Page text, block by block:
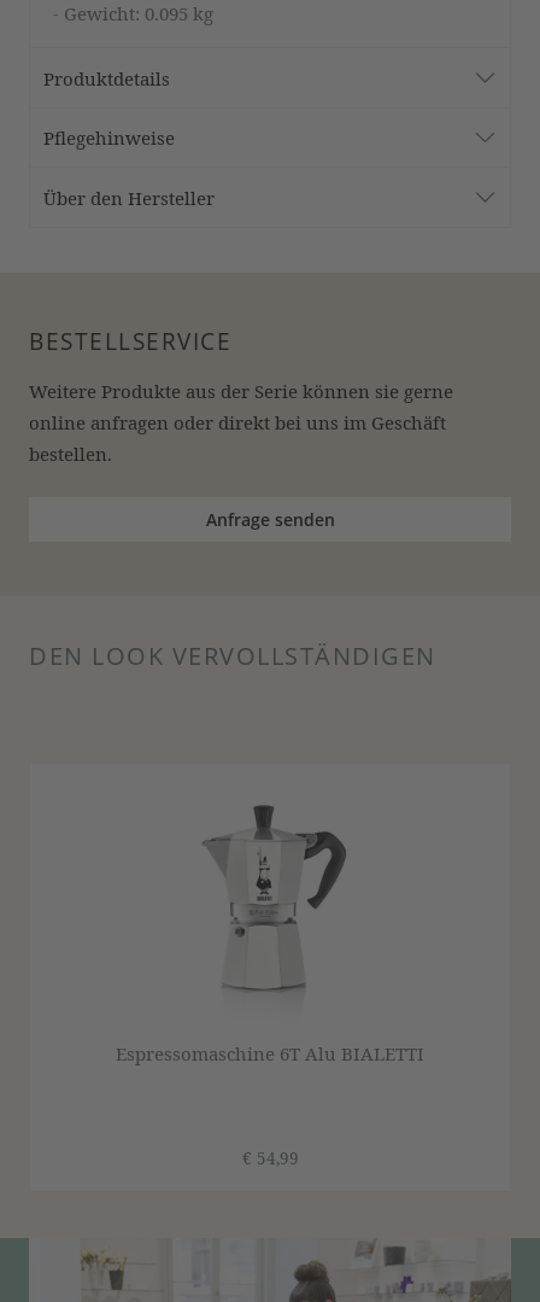
- Gewicht: 0.095 kg
Produktdetails
Pflegehinweise
Über den Hersteller
BESTELLSERVICE
Weitere Produkte aus der Serie können sie gerne
online anfragen oder direkt bei uns im Geschäft
bestellen.
Anfrage senden
DEN LOOK VERVOLLSTÄNDIGEN
Espressomaschine 6T Alu BIALETTI
€ 54,99